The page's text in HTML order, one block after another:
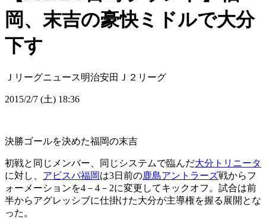
岡、末吉の豪快ミドルで大分
下す
Ｊリーグニュース明治安田Ｊ２リーグ
2015/2/7 (土) 18:36
決勝ゴールを決めた福岡の末吉
初戦と同じメンバー、同じシステムで臨んだ大分トリニータ
に対し、 アビスパ福岡は3日前の鹿島アントラーズ戦からフ
ォーメーションを4－4－2に変更してキックオフ。試合は前
半からアグレッシブに仕掛けた大分が主導権を握る展開とな
った。